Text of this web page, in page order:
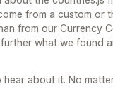
from a custom or
from our Currency
what we found
about it. No